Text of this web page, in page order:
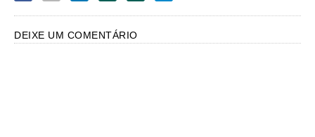
DEIXE UM COMENTÁRIO